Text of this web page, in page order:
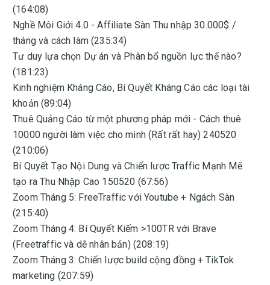
(164:08)
Nghề Môi Giới 4.0 - Affiliate Sàn Thu nhập 30.000$ /
tháng và cách làm (235:34)
Tư duy lựa chọn Dự án và Phân bổ nguồn lực thế nào?
(181:23)
Kinh nghiệm Kháng Cáo, Bí Quyết Kháng Cáo các loại tài
khoản (89:04)
Thuê Quảng Cáo từ một phương pháp mới - Cách thuê
10000 người làm việc cho mình (Rất rất hay) 240520
(210:06)
Bí Quyết Tạo Nội Dung và Chiến lược Traffic Mạnh Mẽ
tạo ra Thu Nhập Cao 150520 (67:56)
Zoom Tháng 5: FreeTraffic với Youtube + Ngách Sàn
(215:40)
Zoom Tháng 4: Bí Quyết Kiếm >100TR với Brave
(Freetraffic và dễ nhân bản) (208:19)
Zoom Tháng 3: Chiến lược build cộng đồng + TikTok
marketing (207:59)